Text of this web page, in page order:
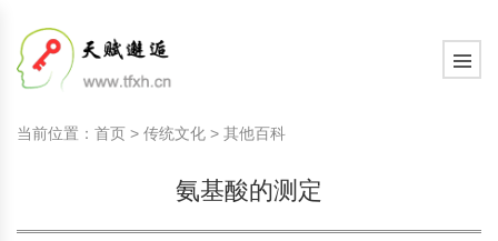
国内教育动态
国际教育动态
天赋教育知识
天赋教育研究
学习心智
学习动力
现代家庭教育知识
现代家庭文化建设
教育观察室
教育思考
教育研究
教育百科
中国传统文化
诗词歌赋赏析
国内教育动态
国际教育动态
天赋教育知识
天赋教育研究
学习心智
学习动力
现代家庭教育知识
现代家庭文化建设
教育观察室
教育思考
教育研究
教育百科
中国传统文化
诗词歌赋赏析
当前位置： 首页 > 传统文化 > 其他百科
氨基酸的测定